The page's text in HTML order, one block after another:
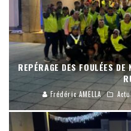
REPÉRAGE DES FOULÉES
Frédéric AMELLA